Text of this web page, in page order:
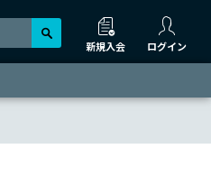
新規入会 ログイン